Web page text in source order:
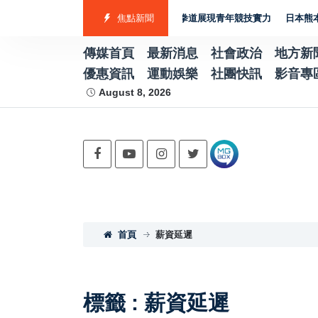
焦點新聞
勇奪7金2銀4銅 游泳射箭籃球跆拳道展現青年競技實力 日本熊本強震
傳媒首頁 最新消息 社會政治
地方新
優惠資訊
運動娛樂 社團快訊 影音專
August 8, 2026
首頁 薪資延遲
標籤 : 薪資延遲